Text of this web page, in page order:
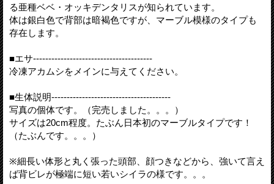
る亜種ベベ・オッキデンタリスが知られています。
体は銀白色で背部は暗褐色ですが、マーブル模様のタイプも
存在します。
■エサ---------------------------------------
冷凍アカムシをメインに与えてください。
■生体説明---------------------------------------
写真の個体です。（完売しました。。。）
サイズは20cm程度。たぶん日本初のマーブルタイプです！
（たぶんです。。。）
※細長い体形と丸く張った頭部、顔つきなどから、強いて言え
ば背ビレが極端に短い若いシイラの様です。。。